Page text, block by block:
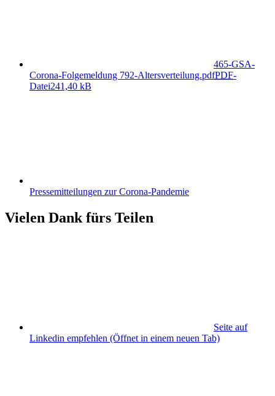
465-GSA-
Corona-Folgemeldung 792-Altersverteilung.pdfPDF-
Datei241,40 kB
Pressemitteilungen zur Corona-Pandemie
Vielen Dank fürs Teilen
Seite auf
Linkedin empfehlen (Öffnet in einem neuen Tab)